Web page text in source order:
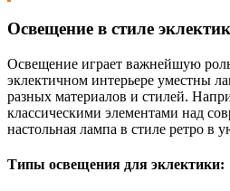
Освещение в стиле
Освещение играет важнейшую
эклектичном интерьере уместны
разных материалов и стилей.
классическими элементами над
настольная лампа в стиле ретро в
Типы освещения для эклектики: